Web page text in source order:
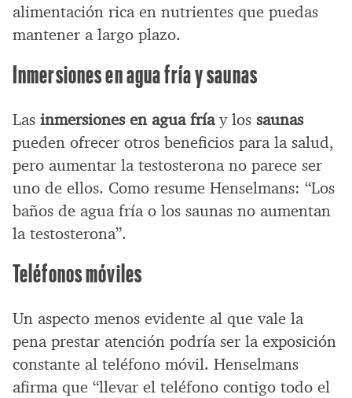
alimentación rica en nutrientes que puedas
mantener a largo plazo.
Inmersiones en agua fría y saunas
Las inmersiones en agua fríay los saunas
pueden ofrecer otros beneficios para la salud,
pero aumentar la testosterona no parece ser
uno de ellos. Como resume Henselmans: “Los
baños de agua fría o los saunas no aumentan
la testosterona”.
Teléfonos móviles
Un aspecto menos evidente al que vale la
pena prestar atención podría ser la exposición
constante al teléfono móvil. Henselmans
afirma que “llevar el teléfono contigo todo el